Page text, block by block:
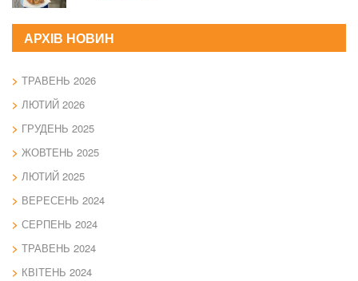
АРХІВ НОВИН
ТРАВЕНЬ 2026
ЛЮТИЙ 2026
ГРУДЕНЬ 2025
ЖОВТЕНЬ 2025
ЛЮТИЙ 2025
ВЕРЕСЕНЬ 2024
СЕРПЕНЬ 2024
ТРАВЕНЬ 2024
КВІТЕНЬ 2024